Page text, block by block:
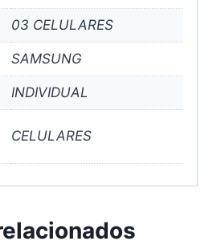
03 CELULARES
SAMSUNG
INDIVIDUAL
CELULARES